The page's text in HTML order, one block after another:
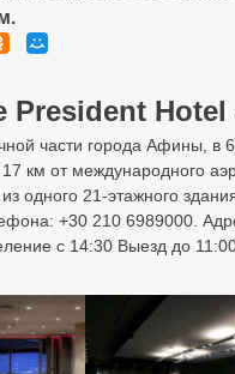
с 14:30 Выезд до 11:00
в